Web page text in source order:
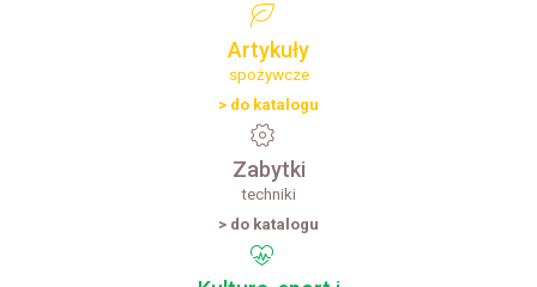
Artykuły
spożywcze
> do katalogu
Zabytki
techniki
> do katalogu